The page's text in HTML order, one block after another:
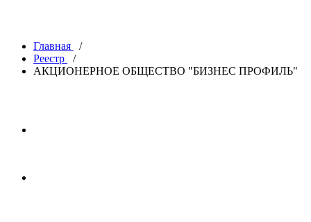
Главная
/
Реестр
/
АКЦИОНЕРНОЕ ОБЩЕСТВО "БИЗНЕС ПРОФИЛЬ"